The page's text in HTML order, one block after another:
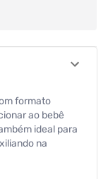
formato
ao bebê
ideal para
na
correto